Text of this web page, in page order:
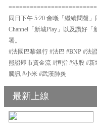
同日下午 5:20 會喺「繼續問盤
Channel「新城Play」以及讚好
署。
#法國巴黎銀行 #法巴 #BNP #法
熊證即市資金流 #恒指 #港股 #新
騰訊 #小米 #武漢肺炎
最新上線